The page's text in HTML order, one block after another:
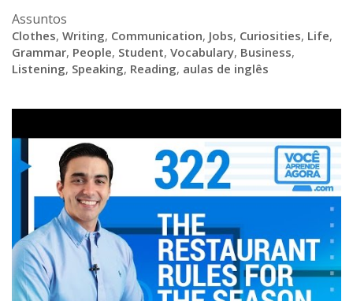
Assuntos
Clothes, Writing, Communication, Jobs, Curiosities, Life,
Grammar, People, Student, Vocabulary, Business,
Listening, Speaking, Reading, aulas de inglês